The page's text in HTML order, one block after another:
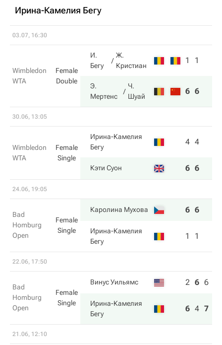
Ирина-Камелия Бегу
03.07, 16:30
Wimbledon
WTA
Female
Double
И.
Бегу
Ж.
Кристиан
1 1
Э.
Мертенс
Ч.
Шуай
6 6
30.06, 13:05
Wimbledon
WTA
Female
Single
Ирина-Камелия
Бегу
4 4
Кэти Суон 6 6
24.06, 19:05
Bad
Homburg
Open
Female
Single
Каролина Мухова 6 6
Ирина-Камелия
Бегу
1 1
22.06, 17:50
Bad
Homburg
Open
Female
Single
Винус Уильямс 2 6 6
Ирина-Камелия
Бегу
6 4 7
21.06, 12:10